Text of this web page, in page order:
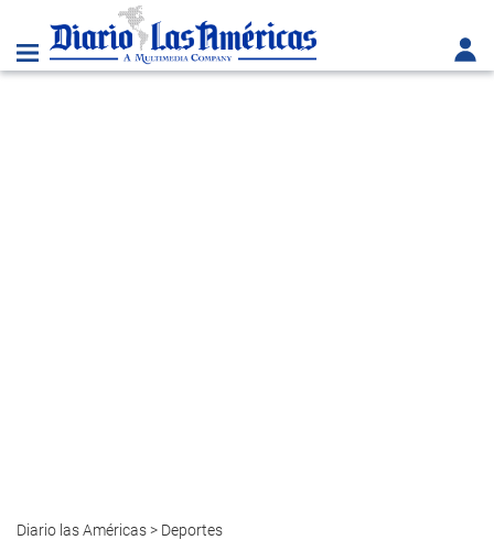
Diario las Américas> Deportes